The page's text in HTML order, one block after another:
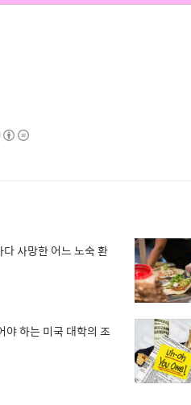
사망한 어느 노숙 환
야 하는 미국 대학의 조